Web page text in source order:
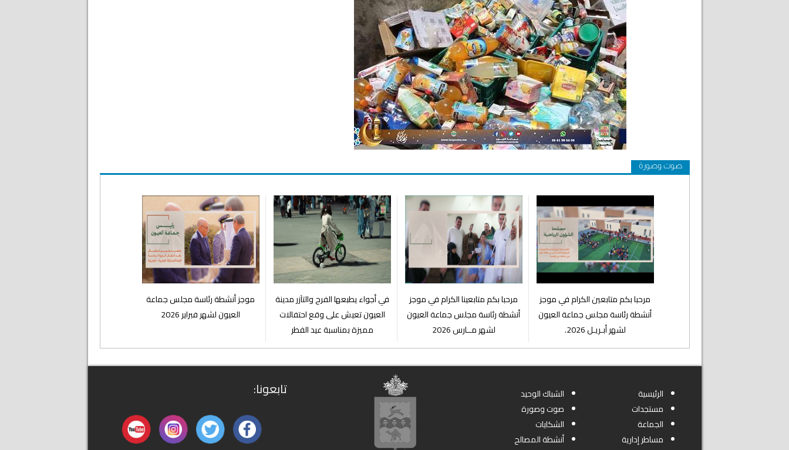
صوت وصورة
⁨مرحبا بكم متابعين الكرام في موجز
أنشطة رئاسة مجلس جماعة العيون
لشهر أبـريـل 2026.
مرحبا بكم متابعينا الكرام في موجز
أنشطة رئاسة مجلس جماعة العيون
لشهر مــارس 2026
في أجواء يطبعها الفرح والتآزر مدينة
العيون تعيش على وقع احتفالات
مميزة بمناسبة عيد الفطر
موجز أنشطة رئاسة مجلس جماعة
العيون لشهر فبراير 2026
الرئيسية
مستجدات
الجماعة
مساطر إدارية
الشباك الوحيد
صوت وصورة
الشكايات
أنشطة المصالح
تابعونا: